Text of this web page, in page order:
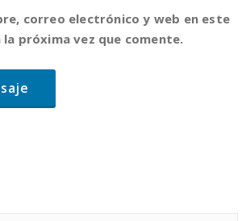
correo electrónico y web en este
próxima vez que comente.